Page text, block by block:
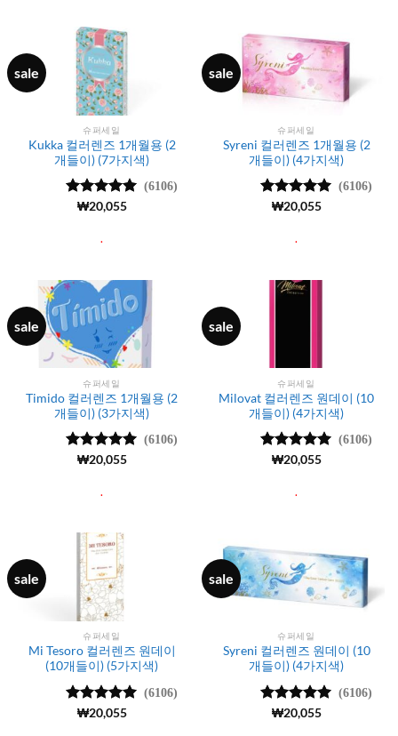
sale
슈퍼세일
Kukka 컬러렌즈 1개월용 (2
개들이) (7가지색)
5 중에서
(6106)
₩20,055
.
sale
슈퍼세일
Syreni 컬러렌즈 1개월용 (2
개들이) (4가지색)
5 중에서
(6106)
₩20,055
.
sale
슈퍼세일
Timido 컬러렌즈 1개월용 (2
개들이) (3가지색)
5 중에서
(6106)
₩20,055
.
sale
슈퍼세일
Milovat 컬러렌즈 원데이 (10
개들이) (4가지색)
5 중에서
(6106)
₩20,055
.
sale
슈퍼세일
Mi Tesoro 컬러렌즈 원데이
(10개들이) (5가지색)
5 중에서
(6106)
₩20,055
sale
슈퍼세일
Syreni 컬러렌즈 원데이 (10
개들이) (4가지색)
5 중에서
(6106)
₩20,055